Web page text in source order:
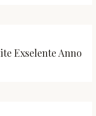
Exselente Anno